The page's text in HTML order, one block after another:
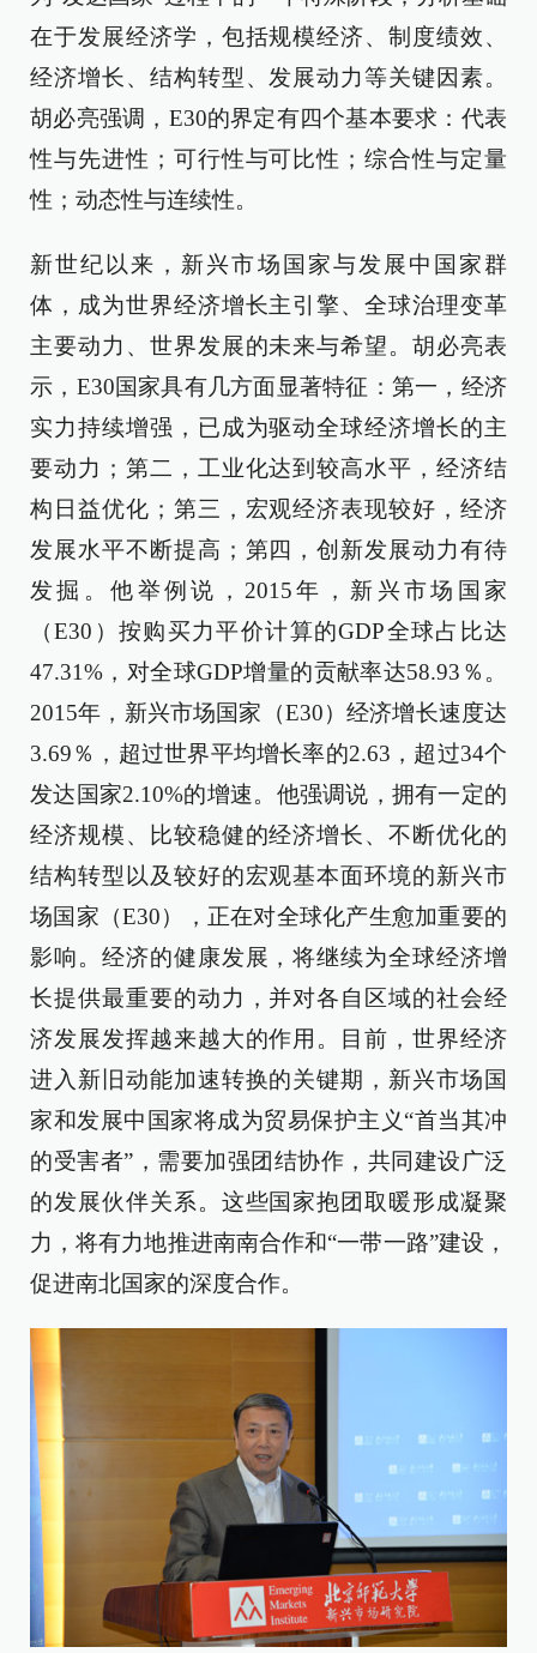
在于发展经济学，包括规模经济、制度绩效、
经济增长、结构转型、发展动力等关键因素。
胡必亮强调，E30的界定有四个基本要求：代表
性与先进性；可行性与可比性；综合性与定量
性；动态性与连续性。
新世纪以来，新兴市场国家与发展中国家群
体，成为世界经济增长主引擎、全球治理变革
主要动力、世界发展的未来与希望。胡必亮表
示，E30国家具有几方面显著特征：第一，经济
实力持续增强，已成为驱动全球经济增长的主
要动力；第二，工业化达到较高水平，经济结
构日益优化；第三，宏观经济表现较好，经济
发展水平不断提高；第四，创新发展动力有待
发掘。他举例说，2015年，新兴市场国家
（E30）按购买力平价计算的GDP全球占比达
47.31%，对全球GDP增量的贡献率达58.93％。
2015年，新兴市场国家（E30）经济增长速度达
3.69％，超过世界平均增长率的2.63，超过34个
发达国家2.10%的增速。他强调说，拥有一定的
经济规模、比较稳健的经济增长、不断优化的
结构转型以及较好的宏观基本面环境的新兴市
场国家（E30），正在对全球化产生愈加重要的
影响。经济的健康发展，将继续为全球经济增
长提供最重要的动力，并对各自区域的社会经
济发展发挥越来越大的作用。目前，世界经济
进入新旧动能加速转换的关键期，新兴市场国
家和发展中国家将成为贸易保护主义“首当其冲
的受害者”，需要加强团结协作，共同建设广泛
的发展伙伴关系。这些国家抱团取暖形成凝聚
力，将有力地推进南南合作和“一带一路”建设，
促进南北国家的深度合作。